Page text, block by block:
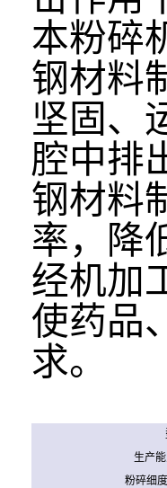
本粉碎
钢材料
坚固、
腔中排
钢材料
率，降
经机加
使药品
求。
生产能
粉碎细